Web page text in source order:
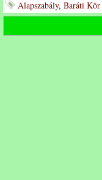
Alapszabály, Baráti Kör